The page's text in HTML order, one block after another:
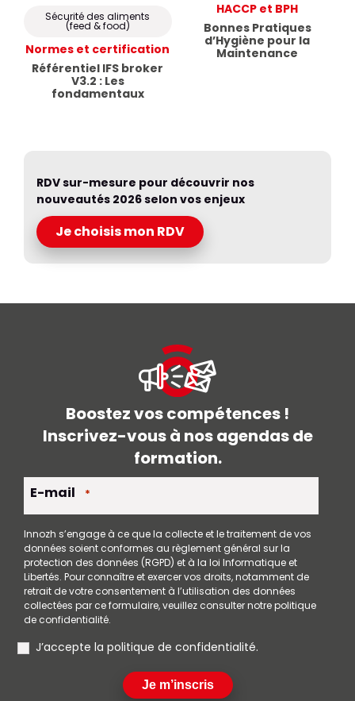
Sécurité des aliments
(feed & food)
Normes et certification
Référentiel IFS broker
V3.2 : Les
fondamentaux
HACCP et BPH
Bonnes Pratiques
d’Hygiène pour la
Maintenance
RDV sur-mesure pour découvrir nos
nouveautés 2026 selon vos enjeux
Je choisis mon RDV
Boostez vos compétences !
Inscrivez-vous à nos agendas de
formation.
E-mail *
Innozh s’engage à ce que la collecte et le traitement de vos
données soient conformes au règlement général sur la
protection des données (RGPD) et à la loi Informatique et
Libertés. Pour connaître et exercer vos droits, notamment de
retrait de votre consentement à l’utilisation des données
collectées par ce formulaire, veuillez consulter notre politique
de confidentialité.
RGPDJ’accepte la politique de confidentialité.
Je m’inscris